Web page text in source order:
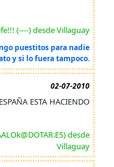
(----) desde Villaguay
puestitos para nadie
y si lo fuera tampoco.
02-07-2010
ESTA HACIENDO
desde
Villaguay